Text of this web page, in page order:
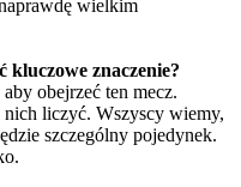
wielkim
kluczowe znaczenie?
obejrzeć ten mecz.
liczyć. Wszyscy wiemy,
szczególny pojedynek.